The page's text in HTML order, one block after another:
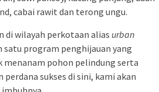
cabai rawit dan terong ungu.
di wilayah perkotaan alias urban
satu program penghijauan yang
menanam pohon pelindung serta
sukses di sini, kami akan